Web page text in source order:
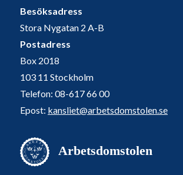
Besöksadress
Stora Nygatan 2 A-B
Postadress
Box 2018
103 11 Stockholm
Telefon: 08-617 66 00
Epost: kansliet@arbetsdomstolen.se